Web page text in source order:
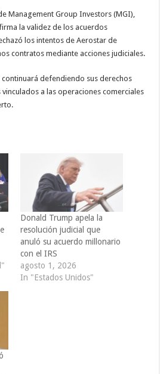
Management Group Investors (MGI),
la validez de los acuerdos
los intentos de Aerostar de
contratos mediante acciones judiciales.
defendiendo sus derechos
a las operaciones comerciales
Donald Trump apela la
resolución judicial que
anuló su acuerdo millonario
con el IRS
agosto 1, 2026
In "Estados Unidos"